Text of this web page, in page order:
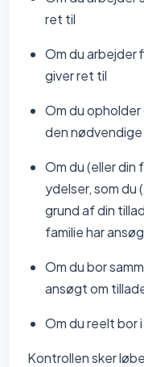
ret til
Om du arbejder
giver ret til
Om du opholder
den
Om du (eller
ydelser, som du
grund af din
familie har
Om du bor
ansøgt om
Om du reelt bor
Kontrollen sker